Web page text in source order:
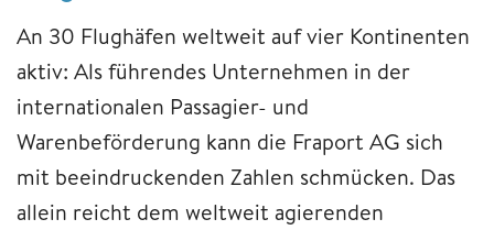
An 30 Flughäfen weltweit auf vier Kontinenten
aktiv: Als führendes Unternehmen in der
internationalen Passagier- und
Warenbeförderung kann die Fraport AG sich
mit beeindruckenden Zahlen schmücken. Das
allein reicht dem weltweit agierenden